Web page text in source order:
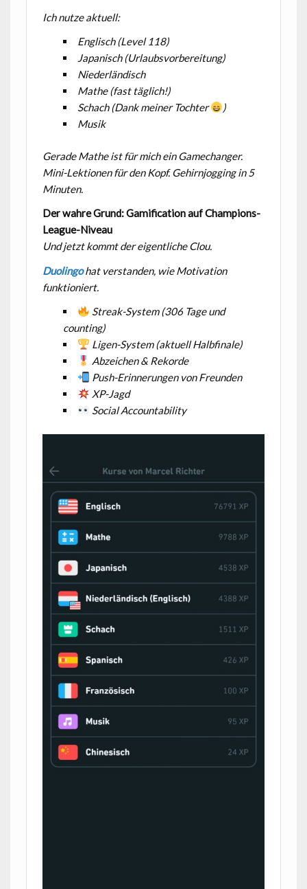
Ich nutze aktuell:
Englisch (Level 118)
Japanisch (Urlaubsvorbereitung)
Niederländisch
Mathe (fast täglich!)
Schach (Dank meiner Tochter
)
Musik
Gerade Mathe ist für mich ein Gamechanger.
Mini-Lektionen für den Kopf. Gehirnjogging in 5
Minuten.
Der wahre Grund: Gamification auf Champions-
League-Niveau
Und jetzt kommt der eigentliche Clou.
Duolingohat verstanden, wie Motivation
funktioniert.
Streak-System (306 Tage und
counting)
Ligen-System (aktuell Halbfinale)
Abzeichen & Rekorde
Push-Erinnerungen von Freunden
XP-Jagd
Social Accountability